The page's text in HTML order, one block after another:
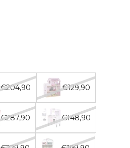
€204,90 €129,90
€287,90 €148,90